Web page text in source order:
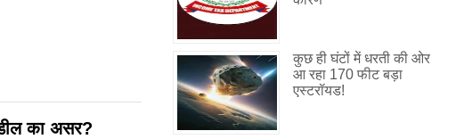
का असर?
कुछ ही घंटों में धरती की ओर
आ रहा 170 फीट बड़ा
एस्टरॉयड!